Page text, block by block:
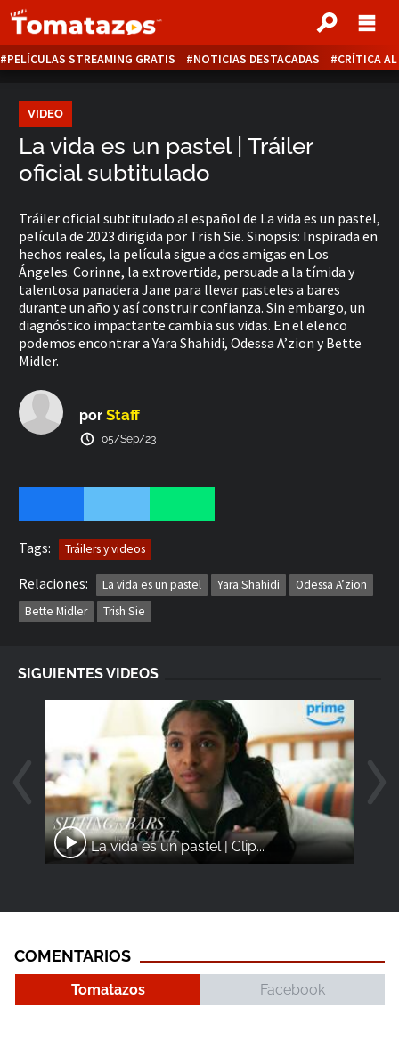
PELÍCULAS STREAMING GRATIS NOTICIAS DESTACADAS CRÍTICA
VIDEO
La vida es un pastel | Tráiler
oficial subtitulado
Tráiler oficial subtitulado al español de La vida es un pastel,
película de 2023 dirigida por Trish Sie. Sinopsis: Inspirada en
hechos reales, la película sigue a dos amigas en Los
Ángeles. Corinne, la extrovertida, persuade a la tímida y
talentosa panadera Jane para llevar pasteles a bares
durante un año y así construir confianza. Sin embargo, un
diagnóstico impactante cambia sus vidas. En el elenco
podemos encontrar a Yara Shahidi, Odessa A’zion y Bette
Midler.
por Staff
05/Sep/23
Tags: Tráilers y videos
Relaciones: La vida es un pastel Yara Shahidi
Odessa A’zion
Bette Midler
Trish Sie
SIGUIENTES VIDEOS
La vida es un pastel | Clip...
COMENTARIOS
Tomatazos Facebook